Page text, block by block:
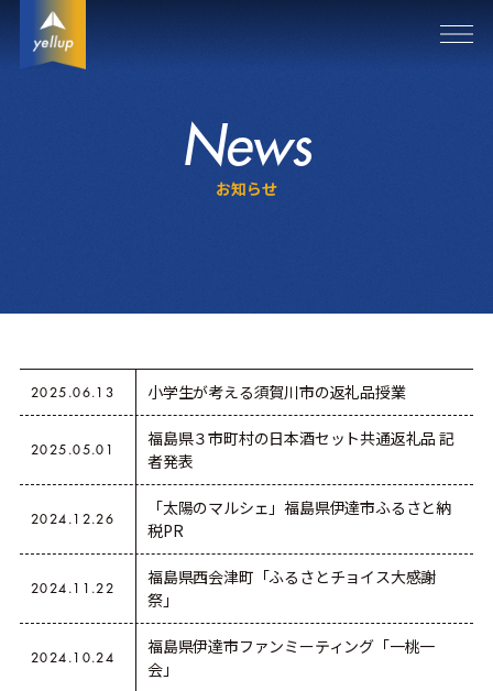
News
お知らせ
2025.06.13 小学生が考える須賀川市の返礼品授業
2025.05.01
福島県３市町村の日本酒セット共通返礼品 記
者発表
2024.12.26
「太陽のマルシェ」福島県伊達市ふるさと納
税PR
2024.11.22
福島県西会津町「ふるさとチョイス大感謝
祭」
2024.10.24
福島県伊達市ファンミーティング「一桃一
会」